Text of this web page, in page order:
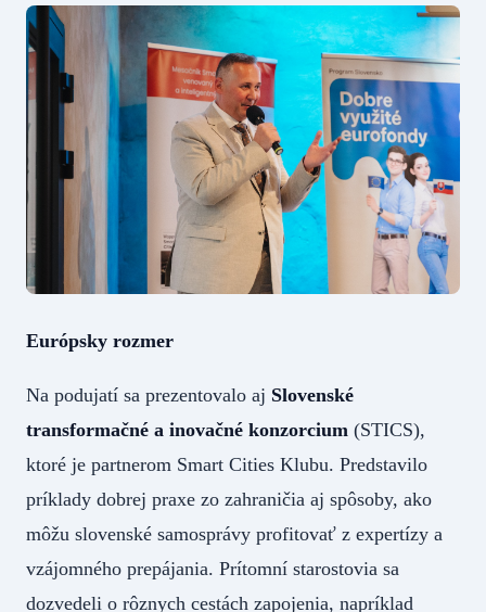
Európsky rozmer
Na podujatí sa prezentovalo aj Slovenské
transformačné a inovačné konzorcium (STICS),
ktoré je partnerom Smart Cities Klubu. Predstavilo
príklady dobrej praxe zo zahraničia aj spôsoby, ako
môžu slovenské samosprávy profitovať z expertízy a
vzájomného prepájania. Prítomní starostovia sa
dozvedeli o rôznych cestách zapojenia, napríklad